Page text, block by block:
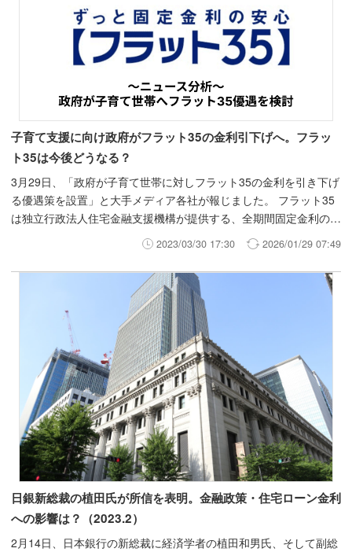
子育て支援に向け政府がフラット35の金利引下げへ。フラッ
ト35は今後どうなる？
3月29日、「政府が子育て世帯に対しフラット35の金利を引き下げ
る優遇策を設置」と大手メディア各社が報じました。 フラット35
は独立行政法人住宅金融支援機構が提供する、全期間固定金利の住
宅ローンです。完済まで金利が変わらないことから、返済計画が立
てやすいとされています。今回の政府案とフラット35の動向につ
いて解説します。 ※2024年2月に上記優遇策は実施済みです。 優遇
施策についての詳細はこちらの記事をご参照ください。 ＞＞子育
て世代優遇の住宅ローン！ARUHIのフラット35「子育てプラス」
2023/03/30 17:30 2026/01/29 07:49
日銀新総裁の植田氏が所信を表明。金融政策・住宅ローン金利
への影響は？（2023.2）
2月14日、日本銀行の新総裁に経済学者の植田和男氏、そして副総